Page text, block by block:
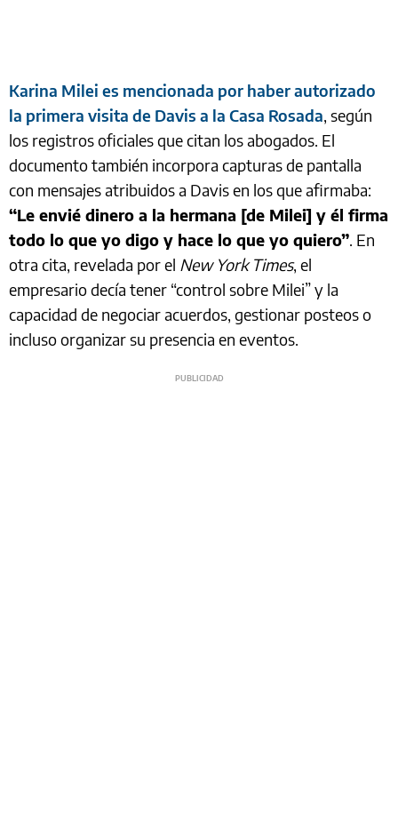
Karina Milei es mencionada por haber autorizado
la primera visita de Davis a la Casa Rosada , según
los registros oficiales que citan los abogados. El
documento también incorpora capturas de pantalla
con mensajes atribuidos a Davis en los que afirmaba:
“Le envié dinero a la hermana [de Milei] y él firma
todo lo que yo digo y hace lo que yo quiero” . En
otra cita, revelada por el New York Times, el
empresario decía tener “control sobre Milei” y la
capacidad de negociar acuerdos, gestionar posteos o
incluso organizar su presencia en eventos.